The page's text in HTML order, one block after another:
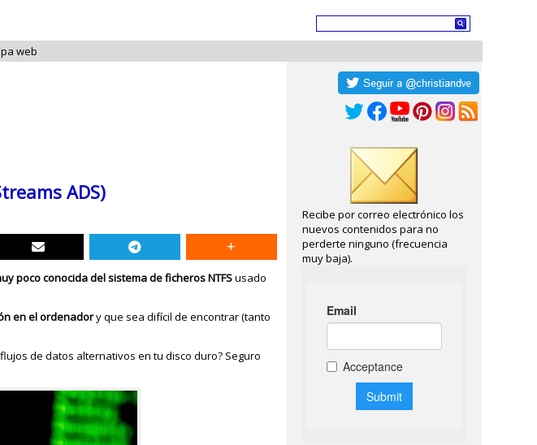
web
ADS)
poco conocida del sistema de ficheros NTFSusado
en el ordenadory que sea difícil de encontrar (tanto
de datos alternativos en tu disco duro? Seguro
Recibe por correo electrónico los
nuevos contenidos para no
perderte ninguno (frecuencia
muy baja).